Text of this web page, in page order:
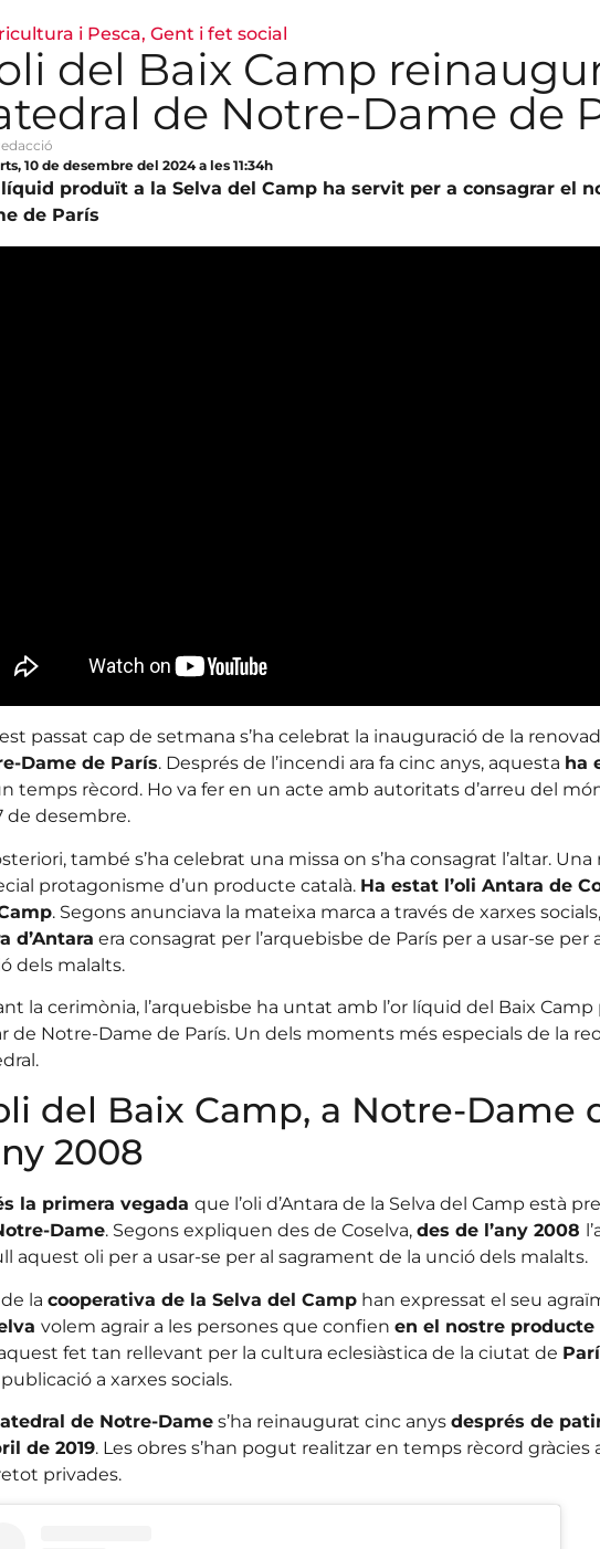
i Pesca, Gent i fet social
del Baix Camp
de Notre-Dame de
10 de desembre del 2024 a les 11:34h
líquid produït a la Selva del Camp ha servit per a consagrar el
de París
passat cap de setmana s’ha celebrat la inauguració de la
Dame de París. Després de l’incendi ara fa cinc anys, aquesta ha
temps rècord. Ho va fer en un acte amb autoritats d’arreu del
de desembre.
també s’ha celebrat una missa on s’ha consagrat l’altar.
protagonisme d’un producte català. Ha estat l’oli Antara de
. Segons anunciava la mateixa marca a través de xarxes socials,
d’Antara era consagrat per l’arquebisbe de París per a usar-se per
dels malalts.
la cerimònia, l’arquebisbe ha untat amb l’or líquid del Baix Camp
de Notre-Dame de París. Un dels moments més especials de la
del Baix Camp, a Notre-Dame
2008
la primera vegada que l’oli d’Antara de la Selva del Camp està
Dame. Segons expliquen des de Coselva, des de l’any 2008
aquest oli per a usar-se per al sagrament de la unció dels malalts.
la cooperativa de la Selva del Camphan expressat el seu
volem agrair a les persones que confien en el nostre
fet tan rellevant per la cultura eclesiàstica de la ciutat de
a xarxes socials.
de Notre-Dames’ha reinaugurat cinc anys després de
de 2019. Les obres s’han pogut realitzar en temps rècord gràcies
privades.